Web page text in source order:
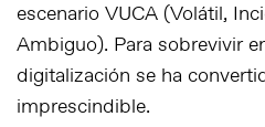
escenario VUCA (Volátil,
Ambiguo). Para sobrevivir
digitalización se ha
imprescindible.